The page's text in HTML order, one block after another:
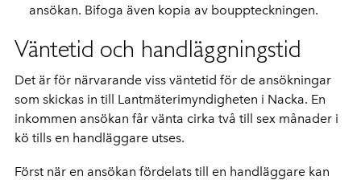
ansökan. Bifoga även kopia av bouppteckningen.
Väntetid och handläggningstid
Det är för närvarande viss väntetid för de ansökningar
som skickas in till Lantmäterimyndigheten i Nacka. En
inkommen ansökan får vänta cirka två till sex månader i
kö tills en handläggare utses.
Först när en ansökan fördelats till en handläggare kan